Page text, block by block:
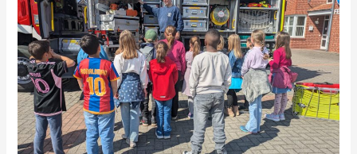
Besuch
bei
der
Feuerwehr